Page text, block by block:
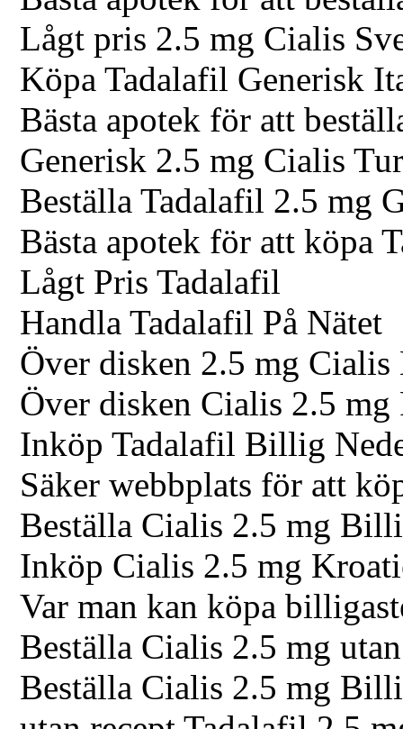
Lågt pris 2.5 mg Cialis
Köpa Tadalafil Generisk
Bästa apotek för att
Generisk 2.5 mg Cialis
Beställa Tadalafil 2.5 mg
Bästa apotek för att köpa
Lågt Pris Tadalafil
Handla Tadalafil På Nätet
Över disken 2.5 mg Cialis
Över disken Cialis 2.5 mg
Inköp Tadalafil Billig
Säker webbplats för att
Beställa Cialis 2.5 mg
Inköp Cialis 2.5 mg
Var man kan köpa
Beställa Cialis 2.5 mg
Beställa Cialis 2.5 mg